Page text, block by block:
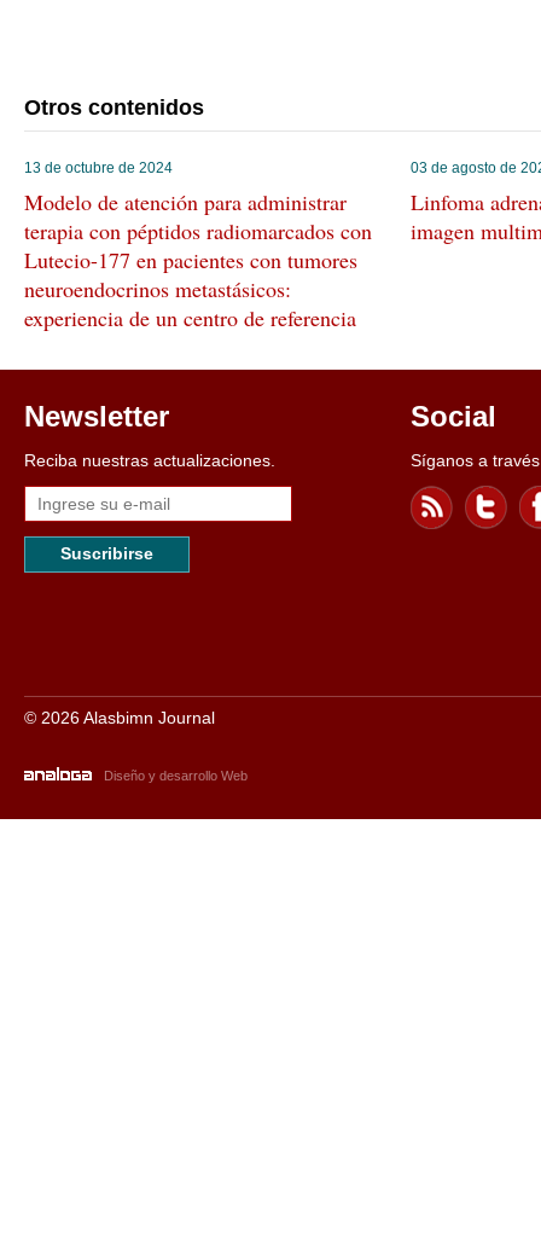
Otros contenidos
13 de octubre de 2024
Modelo de atención para administrar
terapia con péptidos radiomarcados con
Lutecio-177 en pacientes con tumores
neuroendocrinos metastásicos:
experiencia de un centro de referencia
03 de agosto de
Linfoma
imagen
Newsletter
Reciba nuestras actualizaciones.
Suscribirse
Social
Síganos a
© 2026 Alasbimn Journal
Diseño y desarrollo Web